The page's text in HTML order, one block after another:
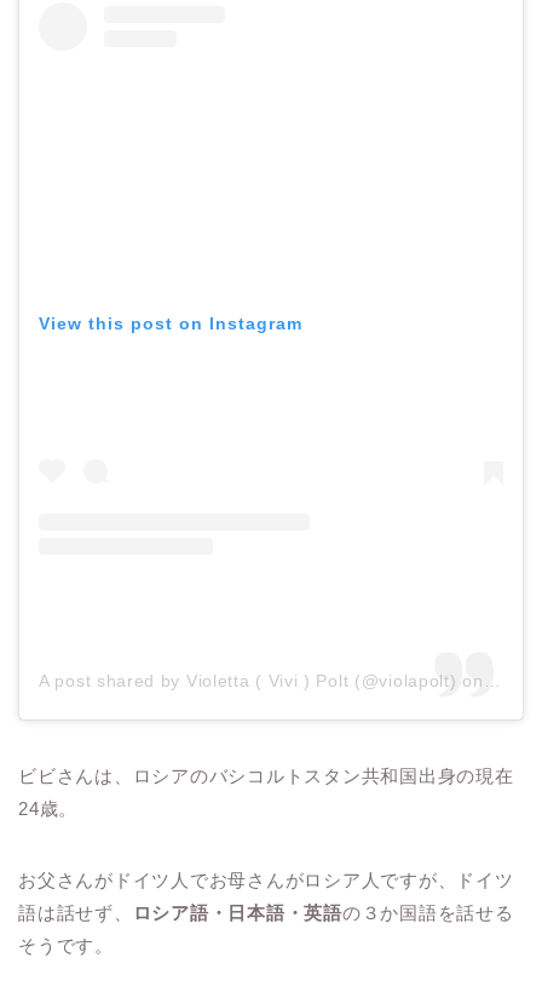
View this post on Instagram
A post shared by Violetta ( Vivi ) Polt (@violapolt) on
ビビさんは、ロシアのバシコルトスタン共和国出身の現在
24歳。
お父さんがドイツ人でお母さんがロシア人ですが、ドイツ
語は話せず、
ロシア語・日本語・英語の３か国語を話せる
そうです。